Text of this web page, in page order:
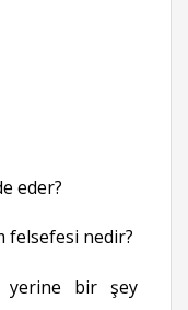
eder?
felsefesi nedir?
yerine bir şey